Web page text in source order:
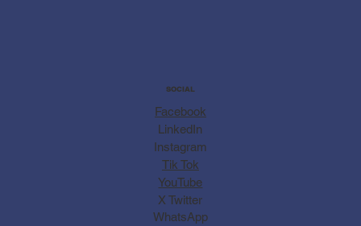
SOCIAL
Facebook
Instagram
LinkedIn
Tik Tok
YouTube
X Twitter
WhatsApp